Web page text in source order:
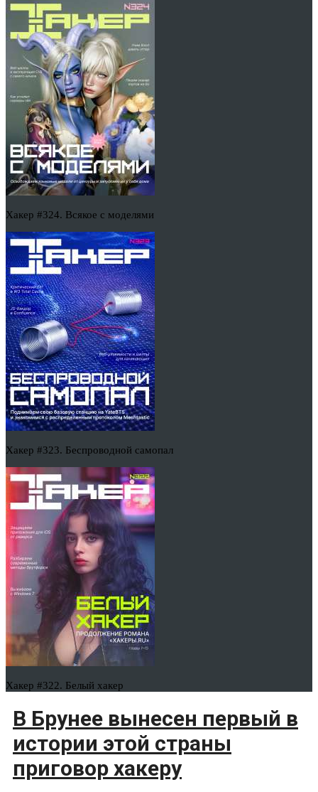
Хакер #324. Всякое с моделями
Хакер #323. Беспроводной самопал
Хакер #322. Белый хакер
В Брунее вынесен первый в
истории этой страны
приговор хакеру